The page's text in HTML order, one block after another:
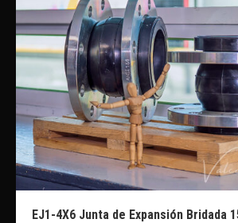
EJ1-4X6 Junta de Expansión Bridada